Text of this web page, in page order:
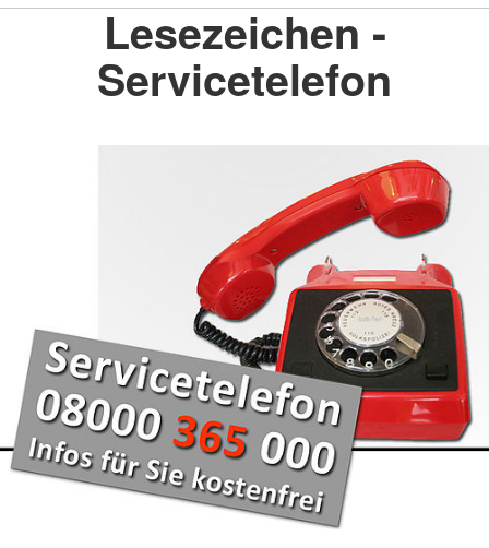
Lesezeichen -
Servicetelefon